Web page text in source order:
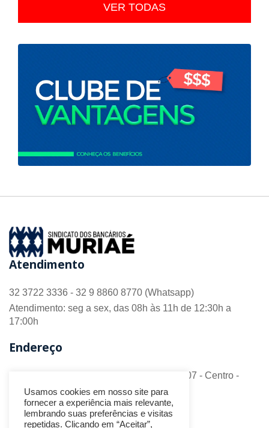
VER TODAS
Atendimento
32 3722 3336 - 32 9 8860 8770 (Whatsapp)
Atendimento: seg a sex, das 08h às 11h de 12:30h a
17:00h
Endereço
R. Barão do Monte Alto nº 70 - Sala 306/307 - Centro -
CEP 36.880-018 - Muriaé/MG
Redes Sociais
Usamos cookies em nosso site para
fornecer a experiência mais relevante,
lembrando suas preferências e visitas
repetidas. Clicando em “Aceitar”,